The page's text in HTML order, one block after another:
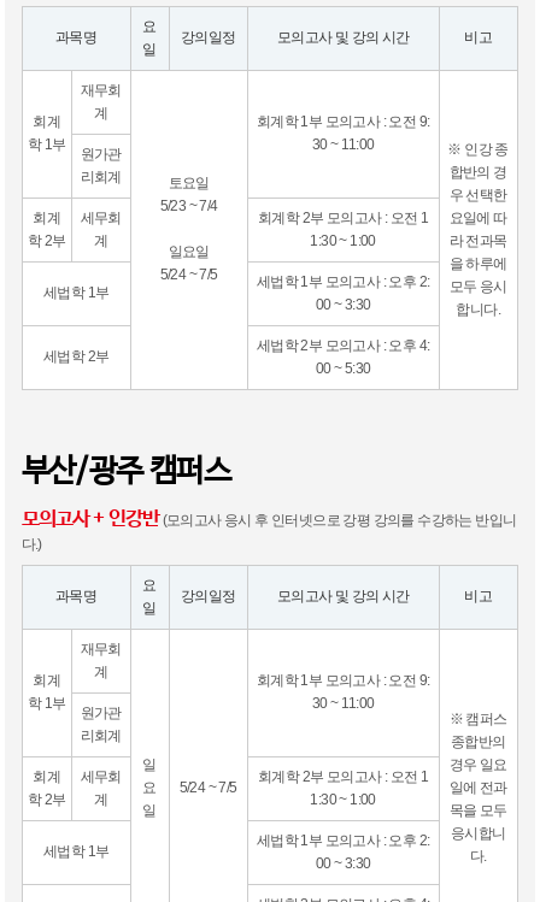
과목명
요
일
강의일정 모의고사 및 강의 시간 비고
회계
학 1부
재무회
계
토요일
5/23 ~ 7/4
일요일
5/24 ~ 7/5
회계학 1부 모의고사 : 오전 9:
30 ~ 11:00
※ 인강 종
합반의 경
우 선택한
요일에 따
라 전과목
을 하루에
모두 응시
합니다.
원가관
리회계
회계
학 2부
세무회
계
회계학 2부 모의고사 : 오전 1
1:30 ~ 1:00
세법학 1부
세법학 1부 모의고사 : 오후 2:
00 ~ 3:30
세법학 2부
세법학 2부 모의고사 : 오후 4:
00 ~ 5:30
부산/광주 캠퍼스
모의고사 + 인강반(모의고사 응시 후 인터넷으로 강평 강의를 수강하는 반입니
다.)
과목명
요
일
강의일정 모의고사 및 강의 시간 비고
회계
학 1부
재무회
계
일
요
일
5/24 ~ 7/5
회계학 1부 모의고사 : 오전 9:
30 ~ 11:00
※ 캠퍼스
종합반의
경우 일요
일에 전과
목을 모두
응시합니
다.
원가관
리회계
회계
학 2부
세무회
계
회계학 2부 모의고사 : 오전 1
1:30 ~ 1:00
세법학 1부
세법학 1부 모의고사 : 오후 2:
00 ~ 3:30